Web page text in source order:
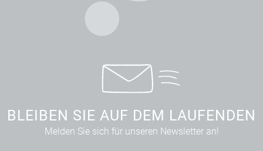
BLEIBEN SIE AUF DEM LAUFENDEN
Melden Sie sich für unseren Newsletter an!